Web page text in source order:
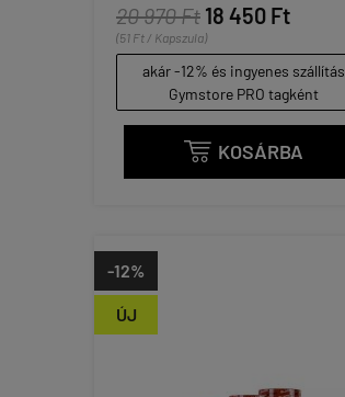
20 970 Ft 18 450 Ft
(51 Ft / Kapszula)
akár -12% és ingyenes szállítás
Gymstore PRO tagként
 KOSÁRBA
ÚJ
-12%